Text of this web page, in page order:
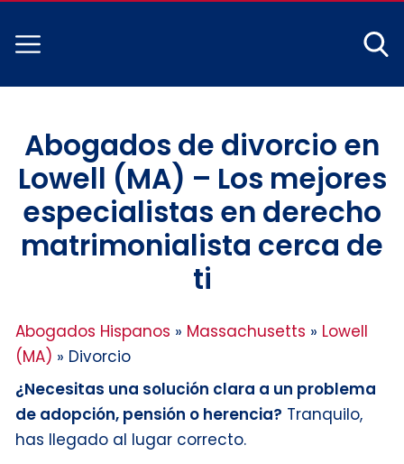
Abogados de divorcio en
Lowell (MA) – Los mejores
especialistas en derecho
matrimonialista cerca de
ti
Abogados Hispanos » Massachusetts » Lowell
(MA) » Divorcio
¿Necesitas una solución clara a un problema
de adopción, pensión o herencia? Tranquilo,
has llegado al lugar correcto.